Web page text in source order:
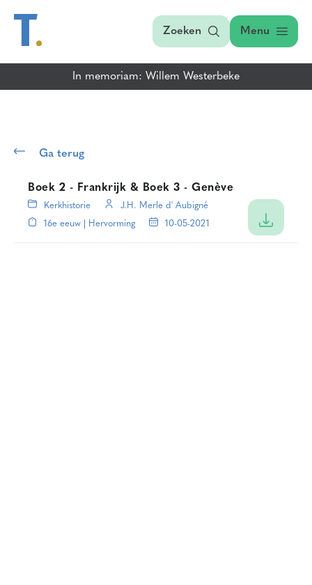
Zoeken Menu
In memoriam: Willem Westerbeke
Ga terug
Boek 2 - Frankrijk & Boek 3 - Genève
Kerkhistorie
J.H. Merle d' Aubigné
16e eeuw | Hervorming
10-05-2021